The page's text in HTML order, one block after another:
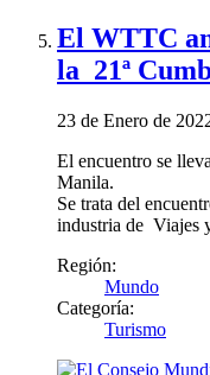
El WTTC
la 21ª
23 de Enero de
El encuentro se
Manila.
Se trata del
industria de Viajes
Región:
Mundo
Categoría:
Turismo